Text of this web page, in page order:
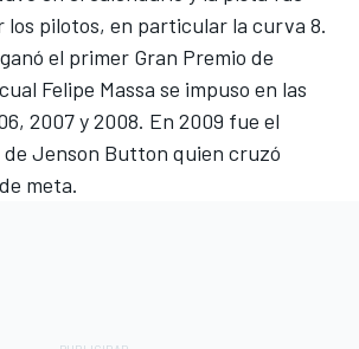
los pilotos, en particular la curva 8.
el primer Gran Premio de
Felipe Massa se impuso en las
2007 y 2008. En 2009 fue el
de Jenson Button quien cruzó
meta.